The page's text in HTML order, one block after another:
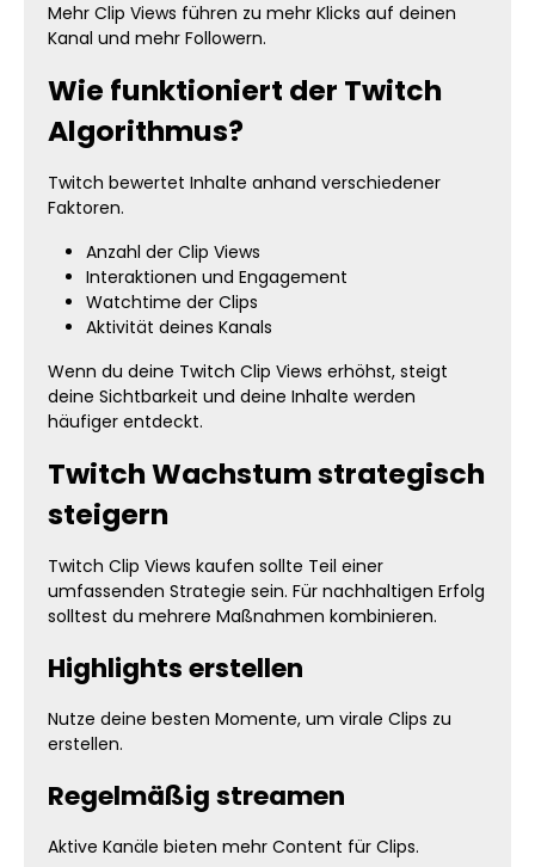
Mehr Clip Views führen zu mehr Klicks auf deinen
Kanal und mehr Followern.
Wie funktioniert der Twitch
Algorithmus?
Twitch bewertet Inhalte anhand verschiedener
Faktoren.
Anzahl der Clip Views
Interaktionen und Engagement
Watchtime der Clips
Aktivität deines Kanals
Wenn du deine Twitch Clip Views erhöhst, steigt
deine Sichtbarkeit und deine Inhalte werden
häufiger entdeckt.
Twitch Wachstum strategisch
steigern
Twitch Clip Views kaufen sollte Teil einer
umfassenden Strategie sein. Für nachhaltigen Erfolg
solltest du mehrere Maßnahmen kombinieren.
Highlights erstellen
Nutze deine besten Momente, um virale Clips zu
erstellen.
Regelmäßig streamen
Aktive Kanäle bieten mehr Content für Clips.